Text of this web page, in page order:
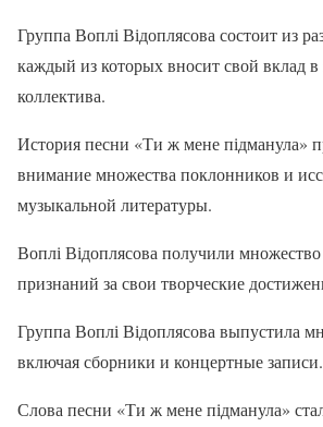
Группа Воплі Відоплясова состоит из
каждый из которых вносит свой вклад в
коллектива.
История песни «Ти ж мене підманула»
внимание множества поклонников и
музыкальной литературы.
Воплі Відоплясова получили
признаний за свои творческие
Группа Воплі Відоплясова выпустила
включая сборники и концертные записи.
Слова песни «Ти ж мене підманула»